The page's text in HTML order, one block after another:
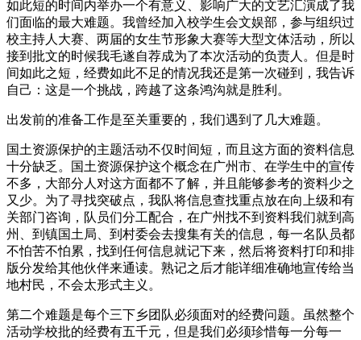
如此短的时间内举办一个有意义、影响广大的文艺汇演成了我
们面临的最大难题。我曾经加入校学生会文娱部，参与组织过
校主持人大赛、两届的女生节形象大赛等大型文体活动，所以
接到批文的时候我毛遂自荐成为了本次活动的负责人。但是时
间如此之短，经费如此不足的情况我还是第一次碰到，我告诉
自己：这是一个挑战，跨越了这条鸿沟就是胜利。
出发前的准备工作是至关重要的，我们遇到了几大难题。
国土资源保护的主题活动不仅时间短，而且这方面的资料信息
十分缺乏。国土资源保护这个概念在广州市、在学生中的宣传
不多，大部分人对这方面都不了解，并且能够参考的资料少之
又少。为了寻找突破点，我队将信息查找重点放在向上级和有
关部门咨询，队员们分工配合，在广州找不到资料我们就到高
州、到镇国土局、到村委会去搜集有关的信息，每一名队员都
不怕苦不怕累，找到任何信息就记下来，然后将资料打印和排
版分发给其他伙伴来通读。熟记之后才能详细准确地宣传给当
地村民，不会太形式主义。
第二个难题是每个三下乡团队必须面对的经费问题。虽然整个
活动学校批的经费有五千元，但是我们必须珍惜每一分每一